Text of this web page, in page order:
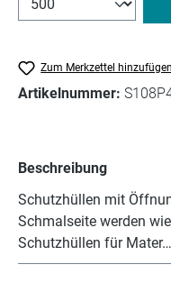
Zum Merkzettel hinzufügen
Artikelnummer:
Beschreibung
Schutzhüllen mit
Schmalseite werden
Schutzhüllen für Mater…